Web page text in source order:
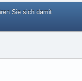
Sie sich damit